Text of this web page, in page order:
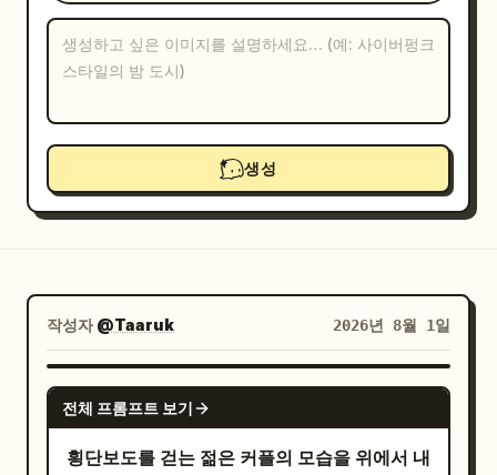
업데이트
생성
작성자@Taaruk 2026년 8월 1일
GPT IMAGE 2
전체 프롬프트 보기
횡단보도를 걷는 젊은 커플의 모습을 위에서 내